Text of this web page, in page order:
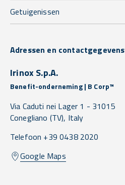
Getuigenissen
Adressen en contactgegevens
Irinox S.p.A.
Benefit-onderneming | B Corp™
Via Caduti nei Lager 1 - 31015
Conegliano (TV), Italy
Telefoon +39 0438 2020
Google Maps